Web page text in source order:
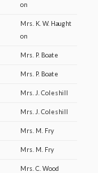
on
Mrs. K. W. Haught
on
Mrs. P. Boate
Mrs. P. Boate
Mrs. J. Coleshill
Mrs. J. Coleshill
Mrs. M. Fry
Mrs. M. Fry
Mrs. C. Wood